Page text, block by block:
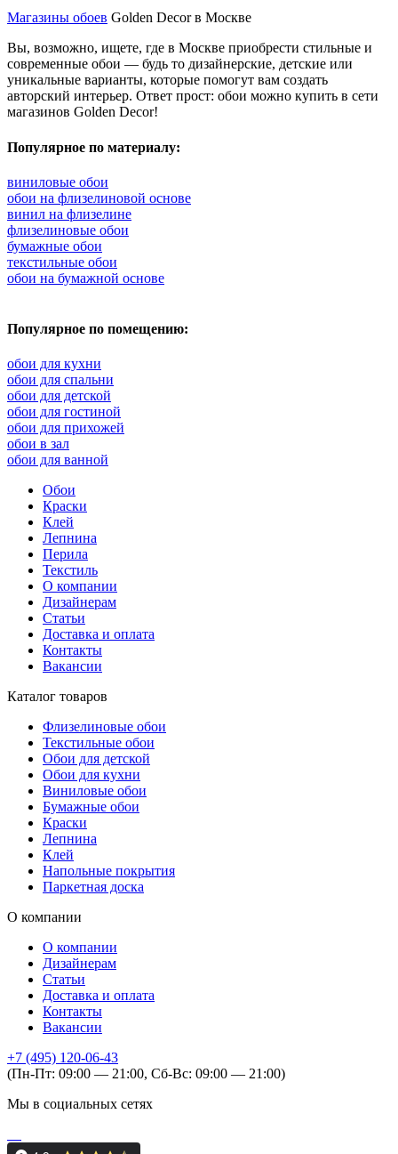
Магазины обоев Golden Decor в Москве
Вы, возможно, ищете, где в Москве приобрести стильные и
современные обои — будь то дизайнерские, детские или
уникальные варианты, которые помогут вам создать
авторский интерьер. Ответ прост: обои можно купить в сети
магазинов Golden Decor!
Популярное по материалу:
виниловые обои
обои на флизелиновой основе
винил на флизелине
флизелиновые обои
бумажные обои
текстильные обои
обои на бумажной основе
Популярное по помещению:
обои для кухни
обои для спальни
обои для детской
обои для гостиной
обои для прихожей
обои в зал
обои для ванной
Обои
Краски
Клей
Лепнина
Перила
Текстиль
О компании
Дизайнерам
Статьи
Доставка и оплата
Контакты
Вакансии
Каталог товаров
Флизелиновые обои
Текстильные обои
Обои для детской
Обои для кухни
Виниловые обои
Бумажные обои
Краски
Лепнина
Клей
Напольные покрытия
Паркетная доска
О компании
О компании
Дизайнерам
Статьи
Доставка и оплата
Контакты
Вакансии
+7 (495) 120-06-43
(Пн-Пт: 09:00 — 21:00, Сб-Вс: 09:00 — 21:00)
Мы в социальных сетях